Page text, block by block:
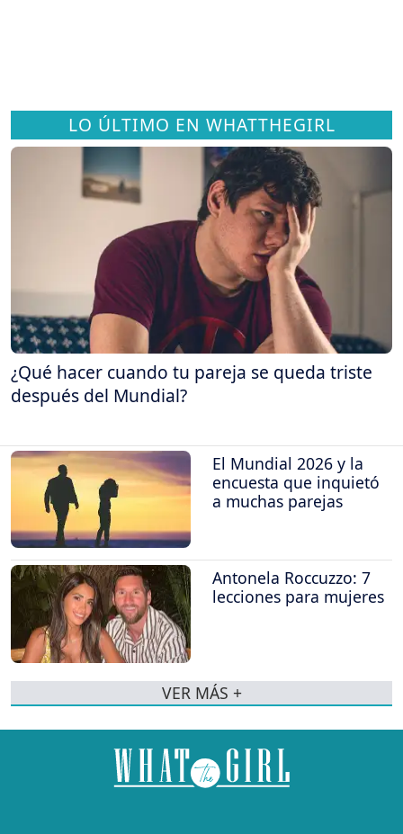
LO ÚLTIMO EN WHATTHEGIRL
¿Qué hacer cuando tu pareja se queda triste
después del Mundial?
El Mundial 2026 y la
encuesta que inquietó
a muchas parejas
Antonela Roccuzzo: 7
lecciones para mujeres
VER MÁS +